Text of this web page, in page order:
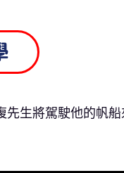
生將駕駛他的帆